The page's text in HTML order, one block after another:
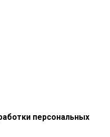
персональных